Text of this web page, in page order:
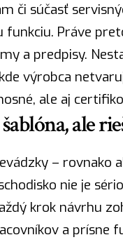
či súčasť
Práve
a predpisy.
výrobca
ale aj
ale
– rovnako
nie je
krok návrhu
a prísne